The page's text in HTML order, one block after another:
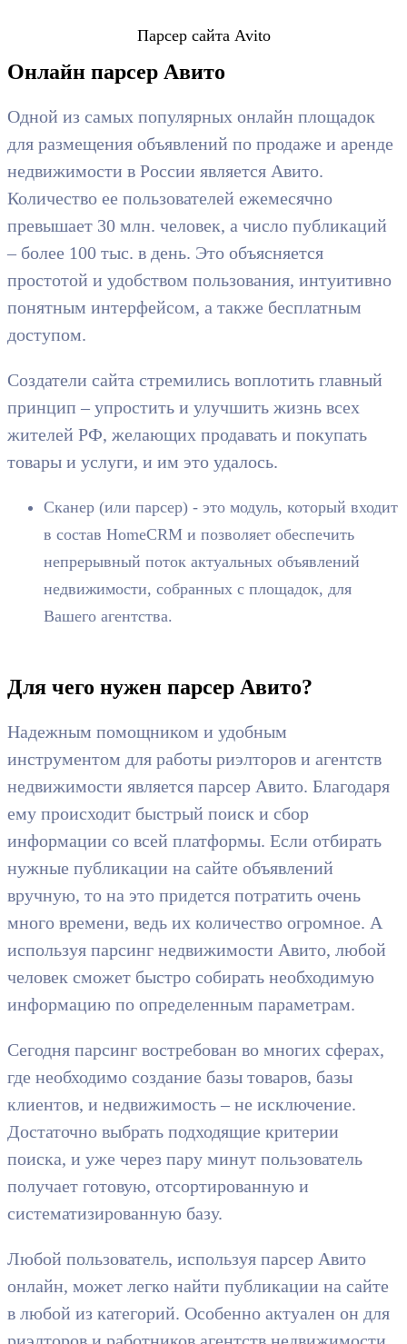
Парсер сайта Avito
Онлайн парсер Авито
Одной из самых популярных онлайн площадок
для размещения объявлений по продаже и аренде
недвижимости в России является Авито.
Количество ее пользователей ежемесячно
превышает 30 млн. человек, а число публикаций
– более 100 тыс. в день. Это объясняется
простотой и удобством пользования, интуитивно
понятным интерфейсом, а также бесплатным
доступом.
Создатели сайта стремились воплотить главный
принцип – упростить и улучшить жизнь всех
жителей РФ, желающих продавать и покупать
товары и услуги, и им это удалось.
Сканер (или парсер) - это модуль, который входит
в состав HomeCRM и позволяет обеспечить
непрерывный поток актуальных объявлений
недвижимости, собранных с площадок, для
Вашего агентства.
Для чего нужен парсер Авито?
Надежным помощником и удобным
инструментом для работы риэлторов и агентств
недвижимости является парсер Авито. Благодаря
ему происходит быстрый поиск и сбор
информации со всей платформы. Если отбирать
нужные публикации на сайте объявлений
вручную, то на это придется потратить очень
много времени, ведь их количество огромное. А
используя парсинг недвижимости Авито, любой
человек сможет быстро собирать необходимую
информацию по определенным параметрам.
Сегодня парсинг востребован во многих сферах,
где необходимо создание базы товаров, базы
клиентов, и недвижимость – не исключение.
Достаточно выбрать подходящие критерии
поиска, и уже через пару минут пользователь
получает готовую, отсортированную и
систематизированную базу.
Любой пользователь, используя парсер Авито
онлайн, может легко найти публикации на сайте
в любой из категорий. Особенно актуален он для